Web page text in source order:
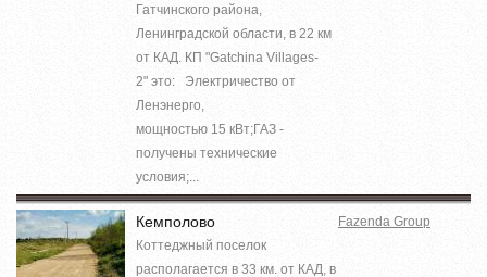
Гатчинского района,
Ленинградской области, в 22 км
от КАД. КП "Gatchina Villages-
2" это: Электричество от
Ленэнерго,
мощностью 15 кВт;ГАЗ -
получены технические
условия;...
Кемполово
Коттеджный поселок
располагается в 33 км. от КАД, в
Fazenda Group